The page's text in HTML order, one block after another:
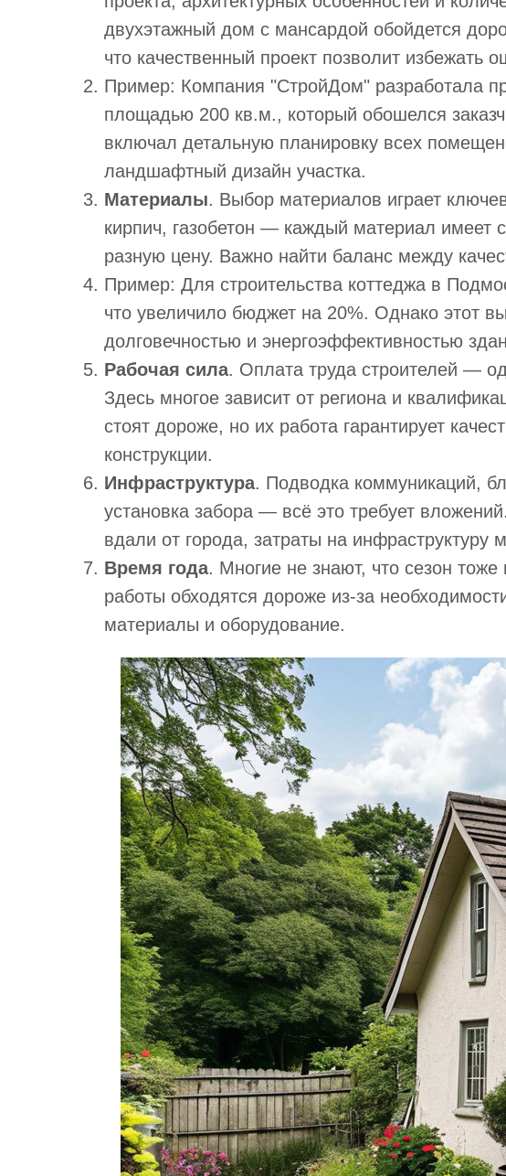
двухэтажный дом с мансардой обойдется
что качественный проект позволит избежать
Пример: Компания "СтройДом" разработала
площадью 200 кв.м., который обошелся
включал детальную планировку всех
ландшафтный дизайн участка.
Материалы. Выбор материалов играет
кирпич, газобетон — каждый материал имеет
разную цену. Важно найти баланс между
Пример: Для строительства коттеджа в
что увеличило бюджет на 20%. Однако этот
долговечностью и энергоэффективностью
Рабочая сила. Оплата труда строителей —
Здесь многое зависит от региона и
стоят дороже, но их работа гарантирует
конструкции.
Инфраструктура. Подводка коммуникаций,
установка забора — всё это требует
вдали от города, затраты на инфраструктуру
Время года. Многие не знают, что сезон
работы обходятся дороже из-за
материалы и оборудование.